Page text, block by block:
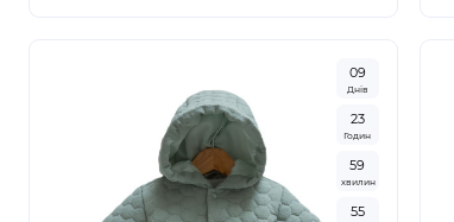
09
Днів
23
Годин
59
хвилин
53